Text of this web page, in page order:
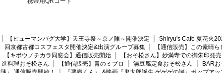
【ヒューマンバグ大学】天王寺祭～京ノ陣～開催決定
Shiryu's Cafe 夏花火
回京都古都コスフェスタ開催決定&出演グループ募集
【通信販売】この素晴
【キボウノチカラ同窓会】通信販売開始
【おそ松さん】妙満寺での御朱印発売
進料理おそ松さん
【通信販売】青のミブロ 湯豆腐定食おそ松さん
BAR